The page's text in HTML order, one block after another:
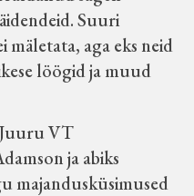
Suuri
aga eks neid
löögid ja muud
Juuru VT
ja abiks
majandusküsimused